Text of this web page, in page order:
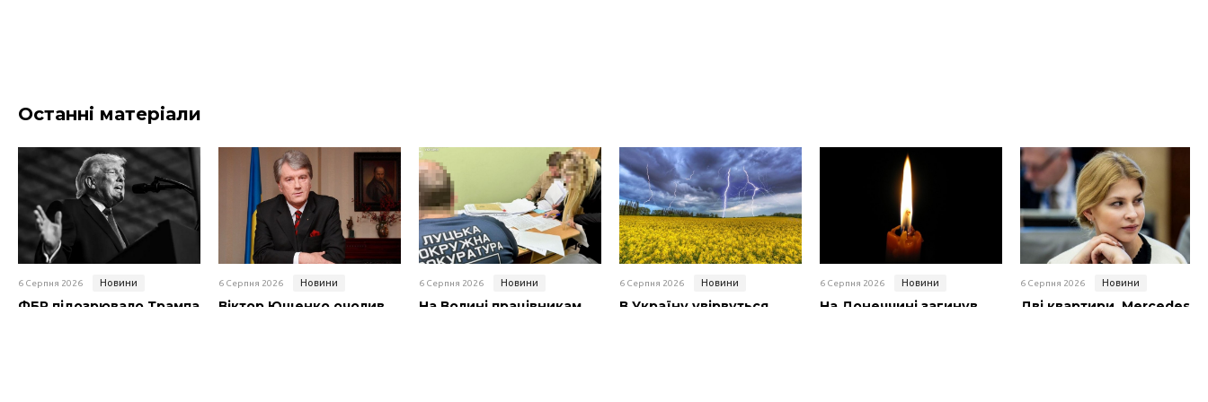
Останні матеріали
6 Серпня 2026 Новини
ФБР підозрювало Трампа
6 Серпня 2026 Новини
Віктор Ющенко очолив
6 Серпня 2026 Новини
На Волині працівникам
6 Серпня 2026 Новини
В Україну увірвуться
6 Серпня 2026 Новини
На Донеччині загинув
6 Серпня 2026 Новини
Дві квартири, Mercedes і